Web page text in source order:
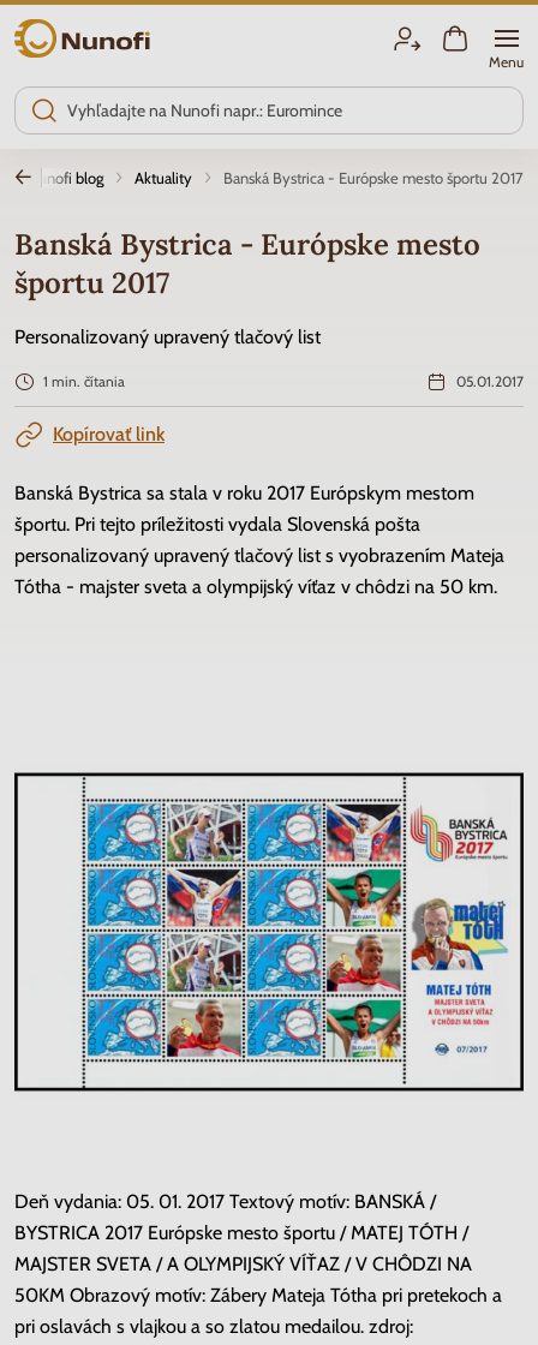
Nunofi.sk
Menu
Nunofi blog Aktuality Banská Bystrica - Európske mesto športu 2017
Banská Bystrica - Európske mesto
športu 2017
Personalizovaný upravený tlačový list
1 min. čítania 05.01.2017
Kopírovať link
Banská Bystrica sa stala v roku 2017 Európskym mestom
športu. Pri tejto príležitosti vydala Slovenská pošta
personalizovaný upravený tlačový list s vyobrazením Mateja
Tótha - majster sveta a olympijský víťaz v chôdzi na 50 km.
Deň vydania: 05. 01. 2017 Textový motív: BANSKÁ /
BYSTRICA 2017 Európske mesto športu / MATEJ TÓTH /
MAJSTER SVETA / A OLYMPIJSKÝ VÍŤAZ / V CHÔDZI NA
50KM Obrazový motív: Zábery Mateja Tótha pri pretekoch a
pri oslavách s vlajkou a so zlatou medailou. zdroj: